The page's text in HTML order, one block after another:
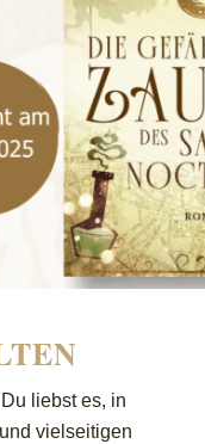
liebst es, in
vielseitigen